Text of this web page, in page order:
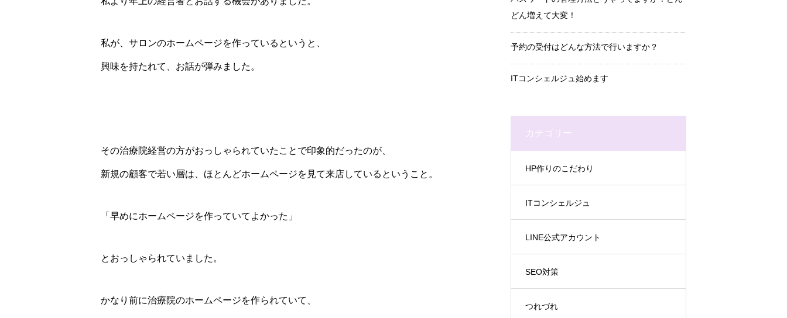
私が、サロンのホームページを作っているというと、
興味を持たれて、お話が弾みました。
その治療院経営の方がおっしゃられていたことで印象的だったのが、
新規の顧客で若い層は、ほとんどホームページを見て来店しているということ。
「早めにホームページを作っていてよかった」
とおっしゃられていました。
かなり前に治療院のホームページを作られていて、
どん増えて大変！
予約の受付はどんな方法で行いますか？
ITコンシェルジュ始めます
カテゴリー
HP作りのこだわり
ITコンシェルジュ
LINE公式アカウント
SEO対策
つれづれ